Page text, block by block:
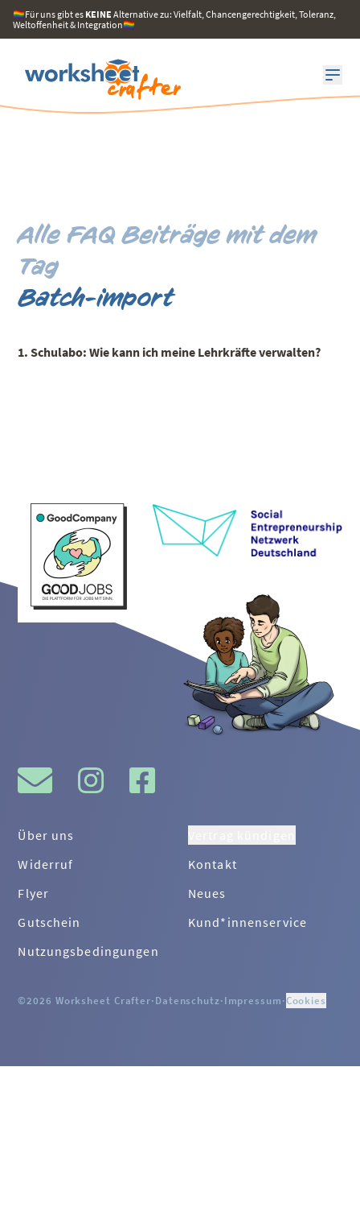
🏳️‍🌈Für uns gibt es KEINE Alternative zu: Vielfalt, Chancengerechtigkeit, Toleranz,
Weltoffenheit & Integration🏳️‍🌈
Alle FAQ Beiträge mit dem
Tag
Batch-import
1. Schulabo: Wie kann ich meine Lehrkräfte verwalten?
Über uns
Widerruf
Kontakt
Flyer
Neues
Gutschein
Kund*innenservice
Nutzungsbedingungen
©2026 Worksheet Crafter·Datenschutz·Impressum·Cookies